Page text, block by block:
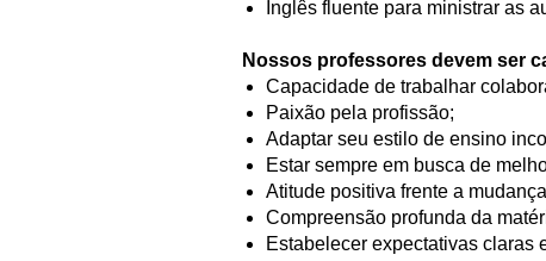
Inglês fluente para ministrar as
Nossos professores devem ser
Capacidade de trabalhar
Paixão pela profissão;
Adaptar seu estilo de ensino
Estar sempre em busca de
Atitude positiva frente a
Compreensão profunda da
Estabelecer expectativas claras